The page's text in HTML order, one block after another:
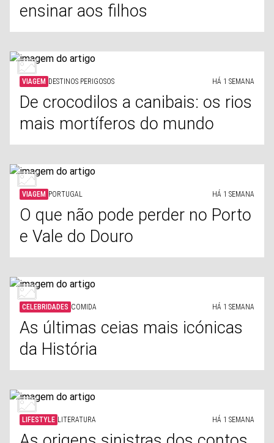
ensinar aos filhos
VIAGEM DESTINOS PERIGOSOS HÁ 1 SEMANA
De crocodilos a canibais: os rios
mais mortíferos do mundo
VIAGEM PORTUGAL HÁ 1 SEMANA
O que não pode perder no Porto
e Vale do Douro
CELEBRIDADES COMIDA HÁ 1 SEMANA
As últimas ceias mais icónicas
da História
LIFESTYLE LITERATURA HÁ 1 SEMANA